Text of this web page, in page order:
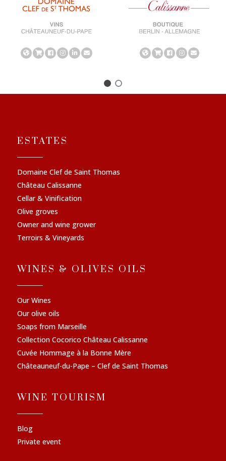
ESTATES
Domaine Clef de Saint Thomas
Château Calissanne
Cellar & Vinification
Olive groves
Owner and wine grower
Terroirs & Vineyards
WINES & OLIVES OILS
Our Wines
Our olive oils
Soaps from Marseille
Collection Cocorico Château Calissanne
Cuvée Hommage à la Bonne Mère
Châteauneuf-du-Pape – Clef de Saint Thomas
WINE TOURISM
Blog
Private event